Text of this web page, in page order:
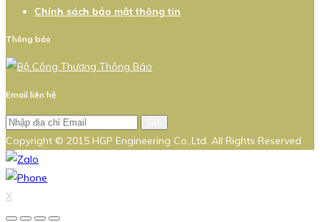
Chính sách bảo mật thông tin
Thông báo
Email liên hệ
Copyright © 2015 HGP Engineering Co.,Ltd. All Rights Reserved
X